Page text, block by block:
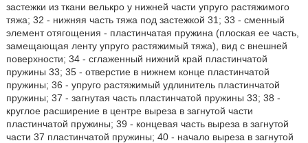
застежки из ткани велькро у нижней части упруго растяжимого
тяжа; 32 - нижняя часть тяжа под застежкой 31; 33 - сменный
элемент отягощения - пластинчатая пружина (плоская ее часть,
замещающая ленту упруго растяжимый тяжа), вид с внешней
поверхности; 34 - сглаженный нижний край пластинчатой
пружины 33; 35 - отверстие в нижнем конце пластинчатой
пружины; 36 - упруго растяжимый удлинитель пластинчатой
пружины; 37 - загнутая часть пластинчатой пружины 33; 38 -
круглое расширение в центре выреза в загнутой части
пластинчатой пружины; 39 - концевая часть выреза в загнутой
части 37 пластинчатой пружины; 40 - начало выреза в загнутой